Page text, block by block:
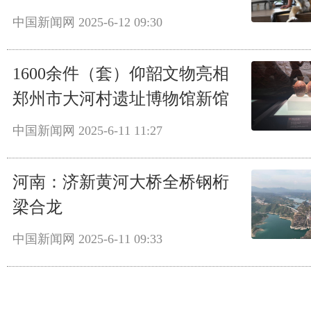
中国新闻网 2025-6-12 09:30
1600余件（套）仰韶文物亮相
郑州市大河村遗址博物馆新馆
中国新闻网 2025-6-11 11:27
河南：济新黄河大桥全桥钢桁
梁合龙
中国新闻网 2025-6-11 09:33